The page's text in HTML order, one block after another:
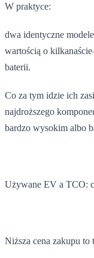
W praktyce:
dwa identyczne
wartością o
baterii.
Co za tym idzie ich
najdroższego
bardzo wysokim albo
Używane EV a TCO:
Niższa cena zakupu to